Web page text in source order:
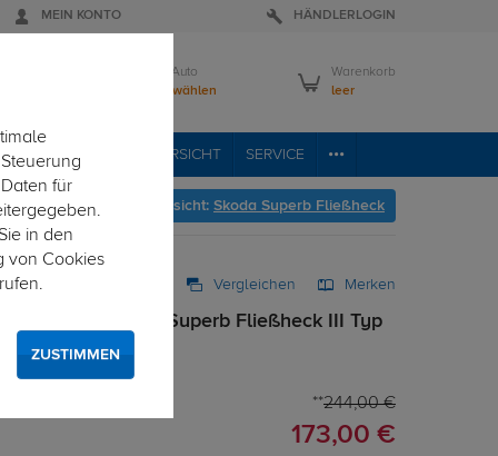
MEIN KONTO HÄNDLERLOGIN
Mein Auto
Bitte wählen
Warenkorb
leer
FAHRZEUGÜBERSICHT SERVICE
zur Fahrzeugübersicht: Skoda Superb Fließheck
Vergleichen Merken
starr für Skoda Superb Fließheck III Typ
244,00 €
173,00 €
für
in den
von Cookies
ZUSTIMMEN